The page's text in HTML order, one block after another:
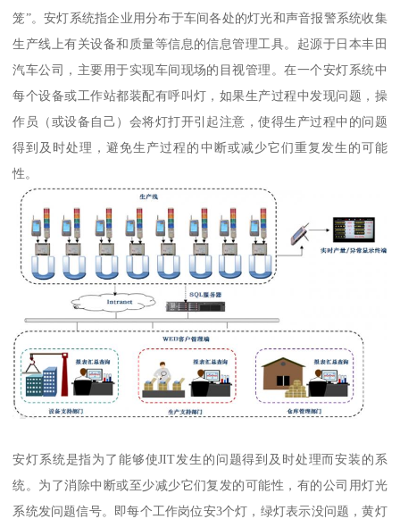
笼”。安灯系统指企业用分布于车间各处的灯光和声音报警系统收集
生产线上有关设备和质量等信息的信息管理工具。起源于日本丰田
汽车公司，主要用于实现车间现场的目视管理。在一个安灯系统中
每个设备或工作站都装配有呼叫灯，如果生产过程中发现问题，操
作员（或设备自己）会将灯打开引起注意，使得生产过程中的问题
得到及时处理，避免生产过程的中断或减少它们重复发生的可能
性。
安灯系统是指为了能够使JIT发生的问题得到及时处理而安装的系
统。为了消除中断或至少减少它们复发的可能性，有的公司用灯光
系统发问题信号。即每个工作岗位安3个灯，绿灯表示没问题，黄灯